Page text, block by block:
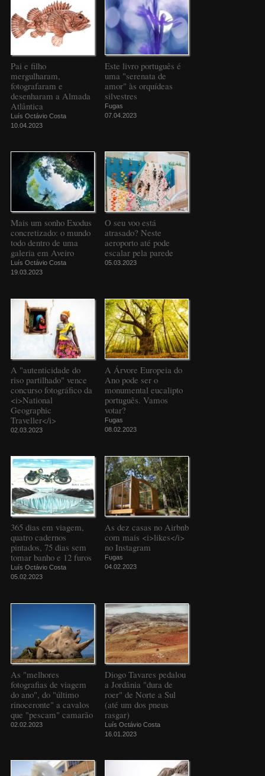
Pai e filho
mergulharam,
fotografaram e
desenharam a Almada
Atlântica
Luís Octávio Costa
10.04.2023
Este livro português é
uma "serenata de
amor" às orquídeas
silvestres
Fugas
07.04.2023
Mais um sonho Exodus
concretizado: o mundo
todo dentro de uma
galeria em Aveiro
Luís Octávio Costa
19.03.2023
O seu voo está
atrasado? Neste
aeroporto até pode
escalar pela parede
05.03.2023
A "autenticidade do
riso partilhado" vence
concurso fotográfico da
<i>National
Geographic
Traveller</i>
02.03.2023
A Árvore Europeia do
Ano pode ser o
monumental eucalipto
português. Vamos
votar?
Fugas
08.02.2023
365 dias em viagem,
quatro cadernos
pintados, 75 dias sem
tomar banho e 12 furos
Luís Octávio Costa
05.02.2023
As dez casas no Airbnb
com mais <i>likes</i>
no Instagram
Fugas
04.02.2023
As "melhores
fotografias de viagem
do ano", do "último
rinoceronte" a cavalos
que "pescam" camarão
02.02.2023
Diogo Tavares pedalou
a Jordânia "dura de
roer" de Norte a Sul
(até um dos pneus
rasgar)
Luís Octávio Costa
16.01.2023